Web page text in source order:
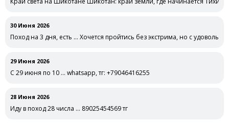
30 Июня 2026
Поход на 3 дня, есть … Хочется пройтись без экстрима, но с
29 Июня 2026
С 29 июня по 10 … whatsapp, тг: +79046416255
28 Июня 2026
Иду в поход 28 числа … 89025454569 тг